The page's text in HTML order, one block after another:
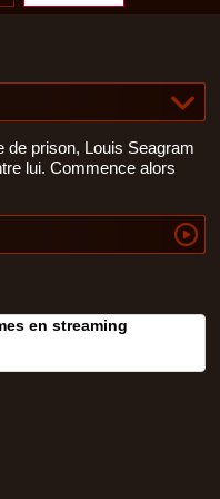
de prison, Louis Seagram
lui. Commence alors
en streaming